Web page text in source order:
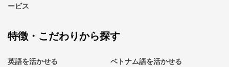
ービス
特徴・こだわりから探す
英語を活かせる
ベトナム語を活かせる